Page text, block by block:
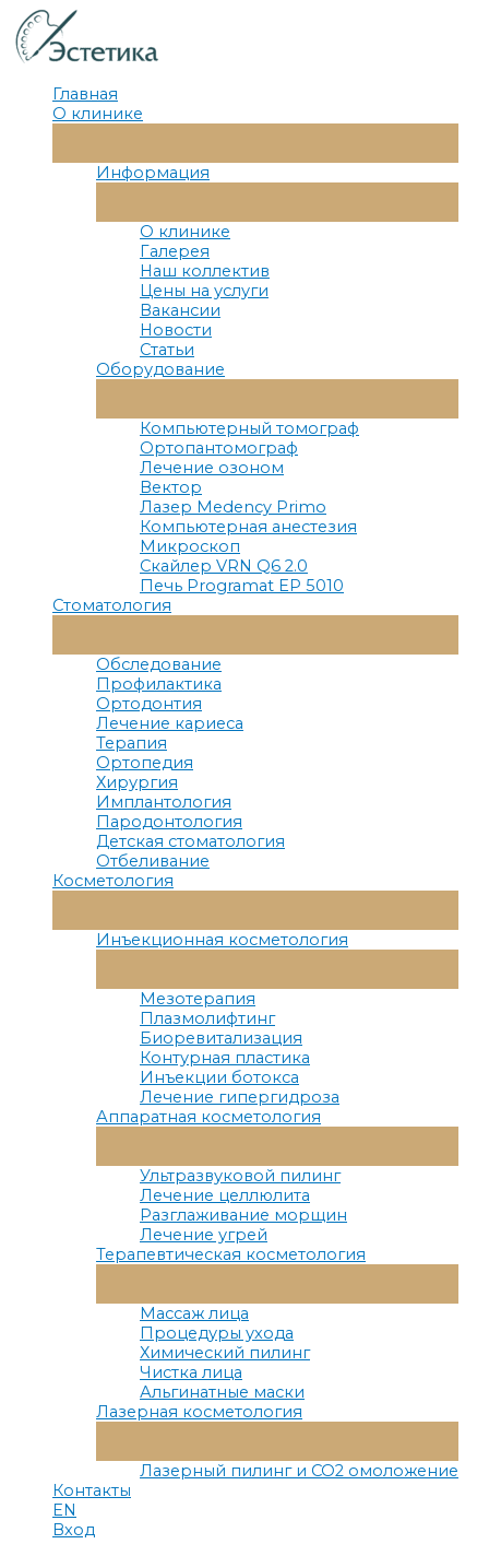
Перейти
к
содержимому
Главная
О клинике
Меню
Информация
Меню
О клинике
Галерея
Наш коллектив
Цены на услуги
Вакансии
Новости
Статьи
Оборудование
Меню
Компьютерный томограф
Ортопантомограф
Лечение озоном
Вектор
Лазер Medency Primo
Компьютерная анестезия
Микроскоп
Скайлер VRN Q6 2.0
Печь Programat EP 5010
Стоматология
Меню
Обследование
Профилактика
Ортодонтия
Лечение кариеса
Терапия
Ортопедия
Хирургия
Имплантология
Пародонтология
Детская стоматология
Отбеливание
Косметология
Меню
Инъекционная косметология
Меню
Мезотерапия
Плазмолифтинг
Биоревитализация
Контурная пластика
Инъекции ботокса
Лечение гипергидроза
Аппаратная косметология
Меню
Ультразвуковой пилинг
Лечение целлюлита
Разглаживание морщин
Лечение угрей
Терапевтическая косметология
Меню
Массаж лица
Процедуры ухода
Химический пилинг
Чистка лица
Альгинатные маски
Лазерная косметология
Меню
Лазерный пилинг и СО2 омоложение
Контакты
EN
Вход